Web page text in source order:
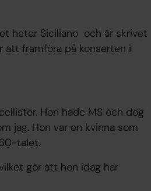
heter Siciliano och är skrivet
att framföra på konserten i
Hon hade MS och dog
jag. Hon var en kvinna som
talet.
gör att hon idag har